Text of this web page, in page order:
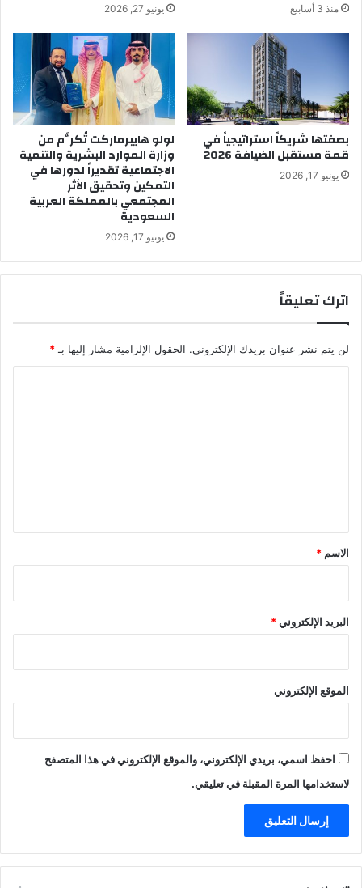
منذ 3 أسابيع يونيو 27, 2026
بصفتها شريكاً استراتيجياً في
قمة مستقبل الضيافة 2026
يونيو 17, 2026
لولو هايبرماركت تُكرَّم من
وزارة الموارد البشرية والتنمية
الاجتماعية تقديراً لدورها في
التمكين وتحقيق الأثر
المجتمعي بالمملكة العربية
السعودية
يونيو 17, 2026
اترك تعليقاً
لن يتم نشر عنوان بريدك الإلكتروني. الحقول الإلزامية مشار إليها بـ *
*
الاسم *
البريد الإلكتروني*
الموقع الإلكتروني
احفظ اسمي، بريدي الإلكتروني، والموقع الإلكتروني في هذا المتصفح
لاستخدامها المرة المقبلة في تعليقي.